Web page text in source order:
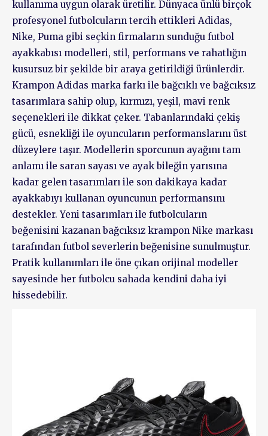
kullanıma uygun olarak üretilir. Dünyaca ünlü birçok
profesyonel futbolcuların tercih ettikleri Adidas,
Nike, Puma gibi seçkin firmaların sunduğu futbol
ayakkabısı modelleri, stil, performans ve rahatlığın
kusursuz bir şekilde bir araya getirildiği ürünlerdir.
Krampon Adidas marka farkı ile bağcıklı ve bağcıksız
tasarımlara sahip olup, kırmızı, yeşil, mavi renk
seçenekleri ile dikkat çeker. Tabanlarındaki çekiş
gücü, esnekliği ile oyuncuların performanslarını üst
düzeylere taşır. Modellerin sporcunun ayağını tam
anlamı ile saran sayası ve ayak bileğin yarısına
kadar gelen tasarımları ile son dakikaya kadar
ayakkabıyı kullanan oyuncunun performansını
destekler. Yeni tasarımları ile futbolcuların
beğenisini kazanan bağcıksız krampon Nike markası
tarafından futbol severlerin beğenisine sunulmuştur.
Pratik kullanımları ile öne çıkan orijinal modeller
sayesinde her futbolcu sahada kendini daha iyi
hissedebilir.